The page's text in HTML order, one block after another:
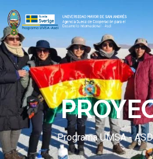
Programa UMSA -